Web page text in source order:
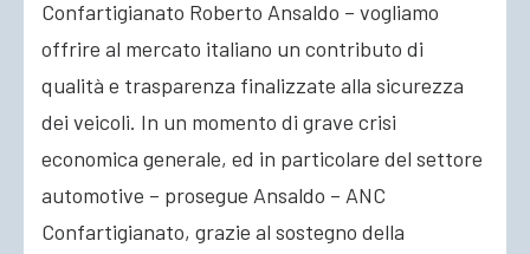
Confartigianato Roberto Ansaldo – vogliamo
offrire al mercato italiano un contributo di
qualità e trasparenza finalizzate alla sicurezza
dei veicoli. In un momento di grave crisi
economica generale, ed in particolare del settore
automotive – prosegue Ansaldo – ANC
Confartigianato, grazie al sostegno della